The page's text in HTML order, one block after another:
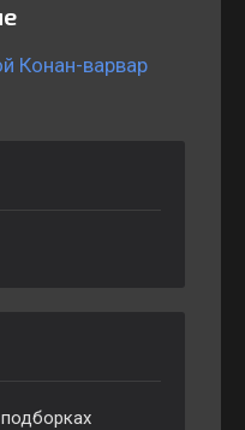
Конан-варвар